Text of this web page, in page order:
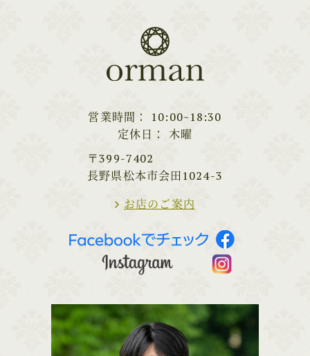
営業時間
10:00~18:30
定休日
木曜
〒399-7402
長野県松本市会田1024-3
お店のご案内